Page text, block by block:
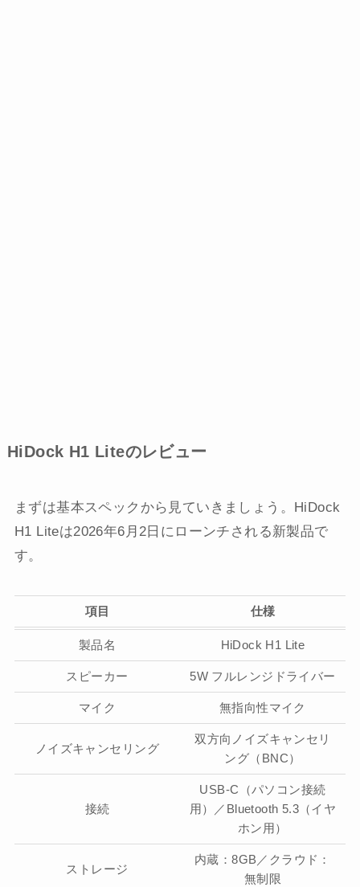
HiDock H1 Liteのレビュー
まずは基本スペックから見ていきましょう。HiDock
H1 Liteは2026年6月2日にローンチされる新製品で
す。
項目 仕様
製品名 HiDock H1 Lite
スピーカー 5W フルレンジドライバー
マイク 無指向性マイク
ノイズキャンセリング
双方向ノイズキャンセリ
ング（BNC）
接続
USB-C（パソコン接続
用）／Bluetooth 5.3（イヤ
ホン用）
ストレージ
内蔵：8GB／クラウド：
無制限